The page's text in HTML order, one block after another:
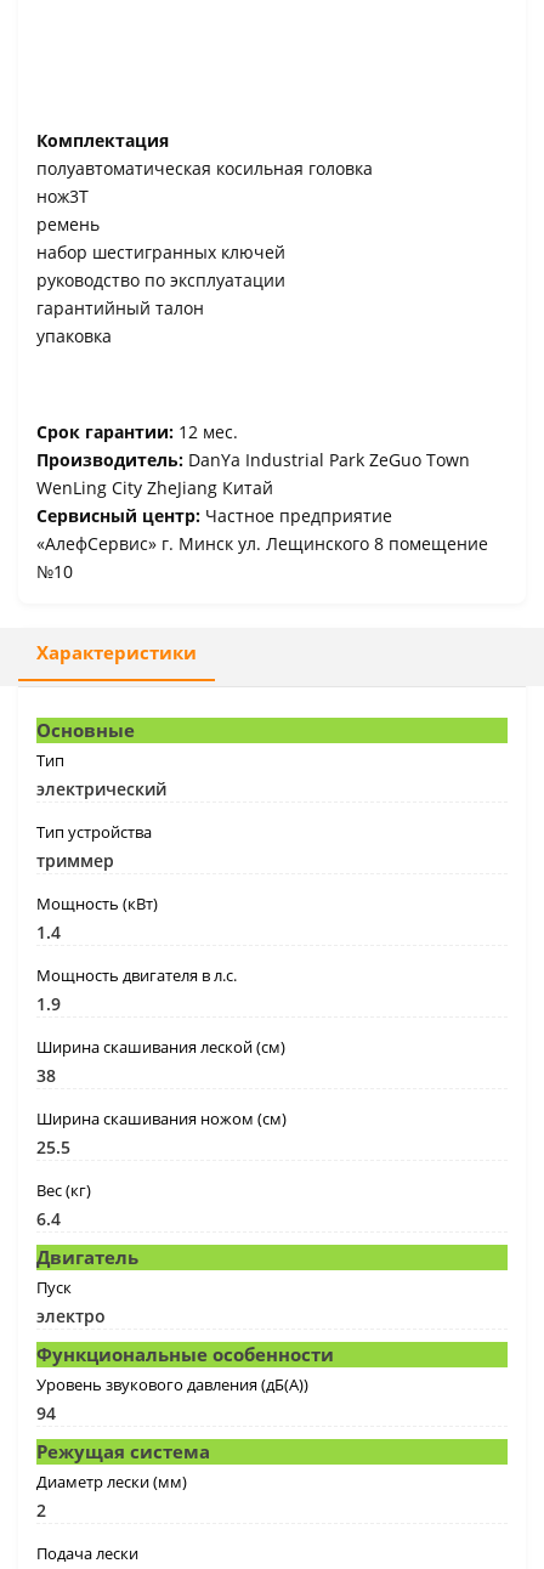
Комплектация
полуавтоматическая косильная головка
нож3Т
ремень
набор шестигранных ключей
руководство по эксплуатации
гарантийный талон
упаковка
Срок гарантии: 12 мес.
Производитель: DanYa Industrial Park ZeGuo Town
WenLing City ZheJiang Китай
Сервисный центр: Частное предприятие
«АлефСервис» г. Минск ул. Лещинского 8 помещение
№10
Характеристики
Основные
Тип
электрический
Тип устройства
триммер
Мощность (кВт)
1.4
Мощность двигателя в л.с.
1.9
Ширина скашивания леской (см)
38
Ширина скашивания ножом (см)
25.5
Вес (кг)
6.4
Двигатель
Пуск
электро
Функциональные особенности
Уровень звукового давления (дБ(А))
94
Режущая система
Диаметр лески (мм)
2
Подача лески